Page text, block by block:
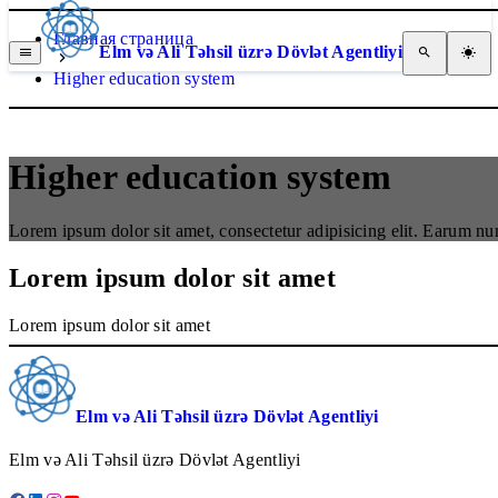
Elm və Ali Təhsil üzrə Dövlət Agentliyi
Главная страница
Higher education system
Higher education system
Lorem ipsum dolor sit amet, consectetur adipisicing elit. Earum
Lorem ipsum dolor sit amet
Lorem ipsum dolor sit amet
Elm və Ali Təhsil üzrə Dövlət Agentliyi
Elm və Ali Təhsil üzrə Dövlət Agentliyi